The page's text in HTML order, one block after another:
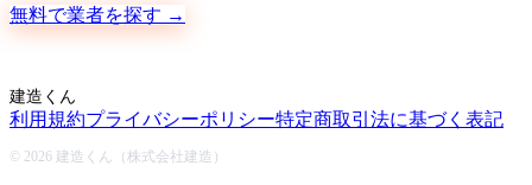
無料で業者を探す →
建造くん
利用規約プライバシーポリシー特定商取引法に基づく表記
© 2026 建造くん（株式会社建造）